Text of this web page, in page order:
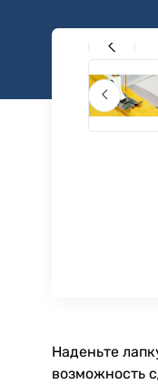
Наденьте
возможность